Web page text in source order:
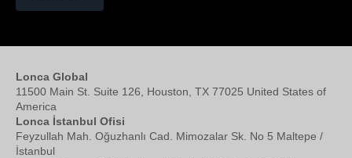
Lonca Global
11500 Main St. Suite 126, Houston, TX 77025 United States of
America
Lonca İstanbul Ofisi
Feyzullah Mah. Oğuzhanlı Cad. Mimozalar Sk. No 5 Maltepe /
İstanbul